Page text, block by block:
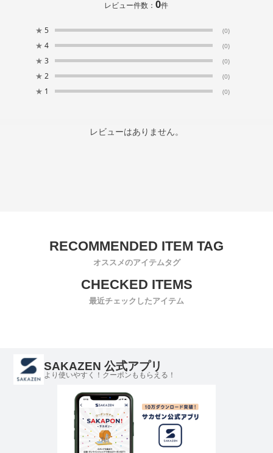
レビュー件数：0件
★ 5 (0)
★ 4 (0)
★ 3 (0)
★ 2 (0)
★ 1 (0)
レビューはありません。
オススメのアイテムタグ
最近チェックしたアイテム
SAKAZEN 公式アプリ
より使いやすく！クーポンももらえる！